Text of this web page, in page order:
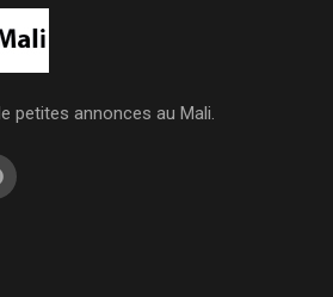
petites annonces au Mali.